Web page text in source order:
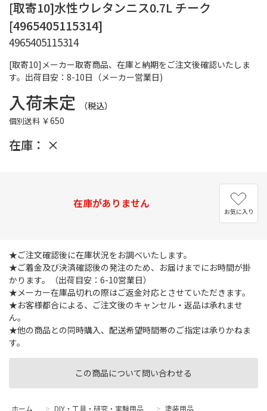
[取寄10]メーカー取寄商品、在庫と納期をご注文後確認いたしま
す。出荷目安：8-10日（メーカー営業日)
[取寄10]水性ウレタンニス0.7L チーク
[4965405115314]
4965405115314
入荷未定 （税込）
個別送料 ￥650
在庫： ×
この商品について問い合わせる
在庫がありません
お気に入り
★ご注文確認後に在庫状況をお調べいたします。
★ご着金及び決済確認後の発注のため、お届けまでにお時間が掛
かります。（出荷目安：6-10営業日）
★メーカー在庫品切れの際はご返金対応とさせていただきます。
★お客様都合による、ご注文後のキャンセル・返品は承れませ
ん。
★他の商品との同時購入、配送希望時間帯のご指定は承りかねま
す。
ホーム > DIY・工具・研究・実験用品 > 塗装用品